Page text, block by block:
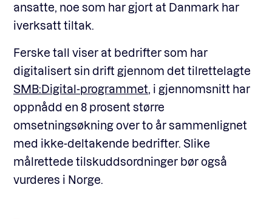
ansatte, noe som har gjort at Danmark har
iverksatt tiltak.
Ferske tall viser at bedrifter som har
digitalisert sin drift gjennom det tilrettelagte
SMB:Digital-programmet, i gjennomsnitt har
oppnådd en 8 prosent større
omsetningsøkning over to år sammenlignet
med ikke-deltakende bedrifter. Slike
målrettede tilskuddsordninger bør også
vurderes i Norge.